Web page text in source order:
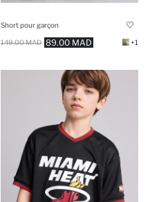
Short pour garçon
89.00 MAD
149.00 MAD +1